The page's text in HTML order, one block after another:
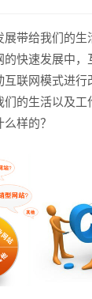
给我们的生
的快速发展中
互联网模式进
的生活以及工
样的？
您的公司名称